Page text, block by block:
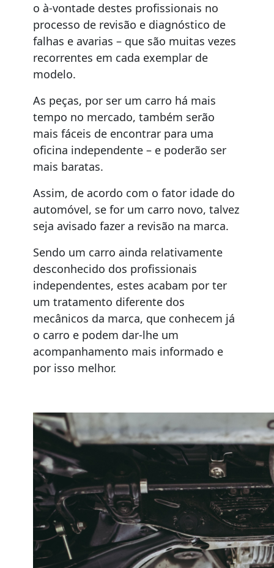
o à-vontade destes profissionais no
processo de revisão e diagnóstico de
falhas e avarias – que são muitas vezes
recorrentes em cada exemplar de
modelo.
As peças, por ser um carro há mais
tempo no mercado, também serão
mais fáceis de encontrar para uma
oficina independente – e poderão ser
mais baratas.
Assim, de acordo com o fator idade do
automóvel, se for um carro novo, talvez
seja avisado fazer a revisão na marca.
Sendo um carro ainda relativamente
desconhecido dos profissionais
independentes, estes acabam por ter
um tratamento diferente dos
mecânicos da marca, que conhecem já
o carro e podem dar-lhe um
acompanhamento mais informado e
por isso melhor.